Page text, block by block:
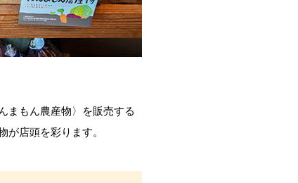
まもん農産物〉を販売する
店頭を彩ります。